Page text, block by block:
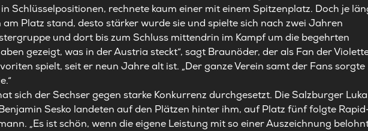
Schlüsselpositionen, rechnete kaum einer mit einem Spitzenplatz. Doch je
Platz stand, desto stärker wurde sie und spielte sich nach zwei Jahren
und dort bis zum Schluss mittendrin im Kampf um die begehrten
gezeigt, was in der Austria steckt“, sagt Braunöder, der als Fan der
spielt, seit er neun Jahre alt ist. „Der ganze Verein samt der Fans sorgte
sich der Sechser gegen starke Konkurrenz durchgesetzt. Die Salzburger Luka
Sesko landeten auf den Plätzen hinter ihm, auf Platz fünf folgte
„Es ist schön, wenn die eigene Leistung mit so einer Auszeichnung